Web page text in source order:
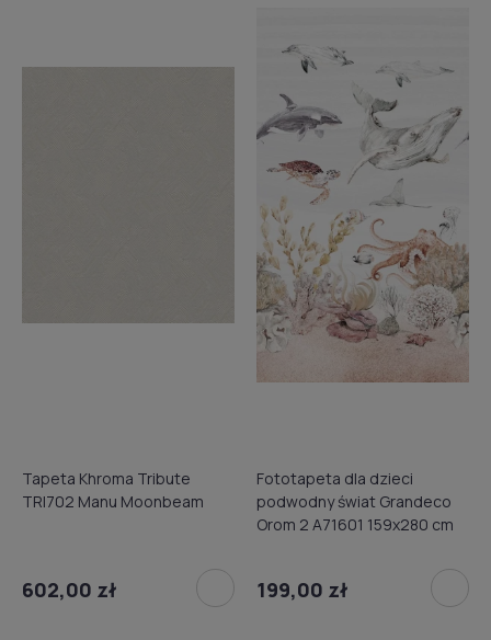
Tapeta Khroma Tribute
TRI702 Manu Moonbeam
602,00 zł
Fototapeta dla dzieci
podwodny świat Grandeco
Orom 2 A71601 159x280 cm
199,00 zł